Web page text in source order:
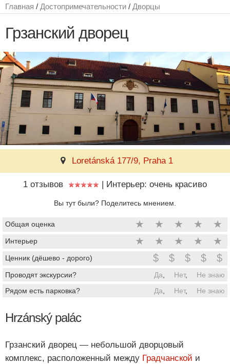
Главная / Достопримечательности / Дворцы
Грзанский дворец
Loretánská 177/9, Praha 1
1 отзывов | Интерьер: очень красиво
Вы тут были? Поделитесь мнением.
Общая оценка ★ ★ ★ ★ ★
Интерьер ★ ★ ★ ★ ★
Ценник (дёшево - дорого) $ $ $ $ $
Проводят экскурсии? Да Нет,
Не знаю
Рядом есть парковка?
Да Нет, Не знаю
Hrzánský palác
Грзанский дворец — небольшой дворцовый
комплекс, расположенный между Градчанской и